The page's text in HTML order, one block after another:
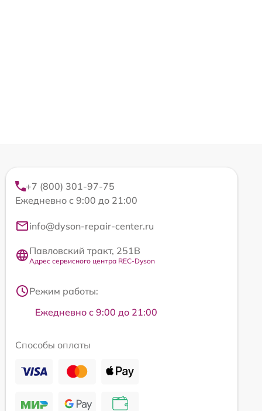
+7 (800) 301-97-75
Ежедневно с 9:00 до 21:00
info@dyson-repair-center.ru
Павловский тракт, 251В
Адрес сервисного центра REC-Dyson
Режим работы:
Ежедневно с 9:00 до 21:00
Способы оплаты